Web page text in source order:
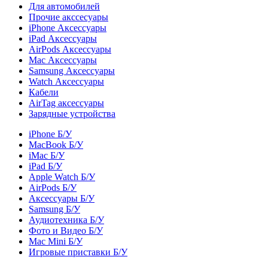
Для автомобилей
Прочие акссесуары
iPhone Аксессуары
iPad Аксессуары
AirPods Аксессуары
Mac Аксессуары
Samsung Аксессуары
Watch Аксессуары
Кабели
AirTag аксессуары
Зарядные устройства
iPhone Б/У
MacBook Б/У
iMac Б/У
iPad Б/У
Apple Watch Б/У
AirPods Б/У
Аксессуары Б/У
Samsung Б/У
Аудиотехника Б/У
Фото и Видео Б/У
Mac Mini Б/У
Игровые приставки Б/У